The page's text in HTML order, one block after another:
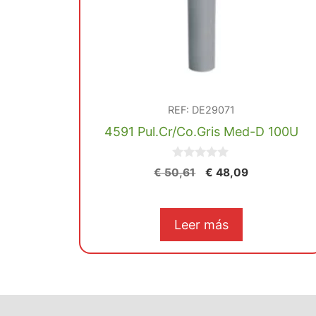
REF: DE29071
4591 Pul.Cr/Co.Gris Med-D 100U
0
d
€50,61
El
era:
€ 48,09El
Leer más